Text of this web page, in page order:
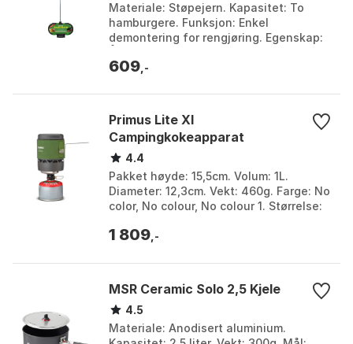
Materiale: Støpejern. Kapasitet: To
hamburgere. Funksjon: Enkel
demontering for rengjøring. Egenskap:
Nocolour. Størrelse:...
609 ,-
Primus Lite Xl
Campingkokeapparat
4.4
Pakket høyde: 15,5cm. Volum: 1L.
Diameter: 12,3cm. Vekt: 460g. Farge: No
color, No colour, No colour 1. Størrelse:
1 809 ,-
MSR Ceramic Solo 2,5 Kjele
4.5
Materiale: Anodisert aluminium.